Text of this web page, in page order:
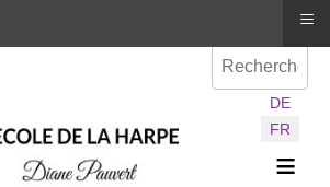
Sélectionnez
DE
FR
≡
≡